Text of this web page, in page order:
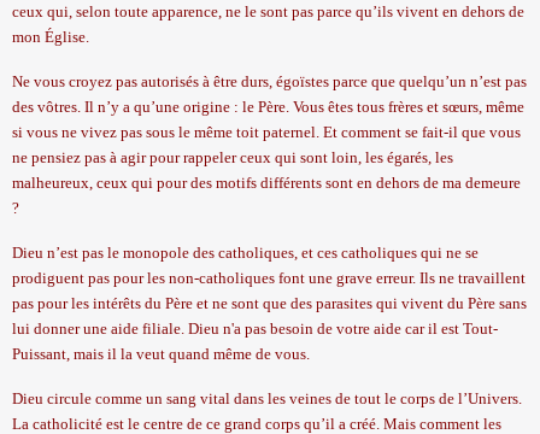
ceux qui, selon toute apparence, ne le sont pas parce qu’ils vivent en dehors de
mon Église.
Ne vous croyez pas autorisés à être durs, égoïstes parce que quelqu’un n’est pas
des vôtres. Il n’y a qu’une origine : le Père. Vous êtes tous frères et sœurs, même
si vous ne vivez pas sous le même toit paternel. Et comment se fait-il que vous
ne pensiez pas à agir pour rappeler ceux qui sont loin, les égarés, les
malheureux, ceux qui pour des motifs différents sont en dehors de ma demeure
?
Dieu n’est pas le monopole des catholiques , et ces catholiques qui ne se
prodiguent pas pour les non-catholiques font une grave erreur. Ils ne travaillent
pas pour les intérêts du Père et ne sont que des parasites qui vivent du Père sans
lui donner une aide filiale. Dieu n'a pas besoin de votre aide car il est Tout-
Puissant, mais il la veut quand même de vous.
Dieu circule comme un sang vital dans les veines de tout le corps de l’Univers.
La catholicité est le centre de ce grand corps qu’il a créé. Mais comment les